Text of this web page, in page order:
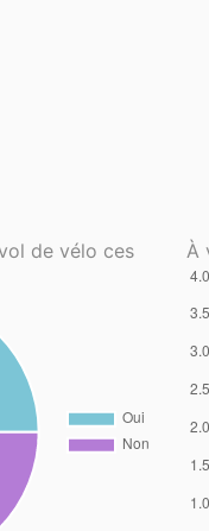
de vélo ces
À